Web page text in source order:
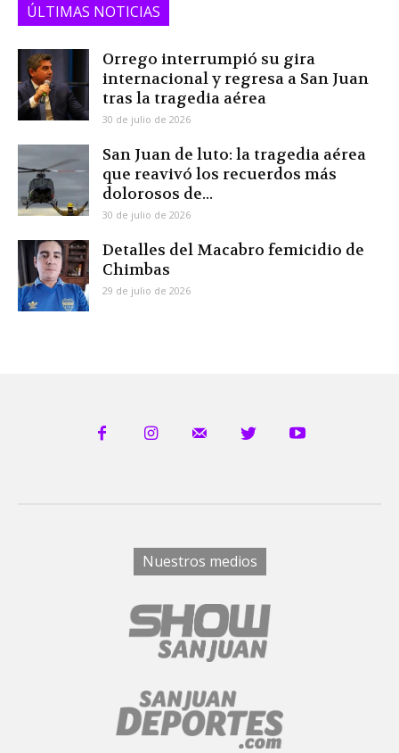
ÚLTIMAS NOTICIAS
Orrego interrumpió su gira
internacional y regresa a San Juan
tras la tragedia aérea
30 de julio de 2026
San Juan de luto: la tragedia aérea
que reavivó los recuerdos más
dolorosos de...
30 de julio de 2026
Detalles del Macabro femicidio de
Chimbas
29 de julio de 2026
Nuestros medios